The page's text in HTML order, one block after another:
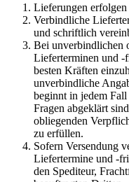
Lieferungen erfolgen
Verbindliche
und schriftlich
Bei unverbindlichen
Lieferterminen und -
besten Kräften
unverbindliche
beginnt in jedem
Fragen abgeklärt
obliegenden
zu erfüllen.
Sofern Versendung
Liefertermine und -
den Spediteur,